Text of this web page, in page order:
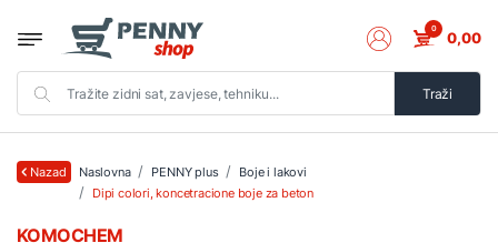
Traži
0 0,00
Nazad Naslovna PENNY plus
Boje i lakovi
Dipi colori, koncetracione boje za beton
KOMOCHEM